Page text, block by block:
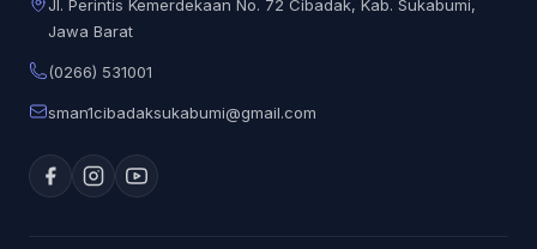
Jl. Perintis Kemerdekaan No. 72 Cibadak, Kab. Sukabumi,
Jawa Barat
(0266) 531001
sman1cibadaksukabumi@gmail.com